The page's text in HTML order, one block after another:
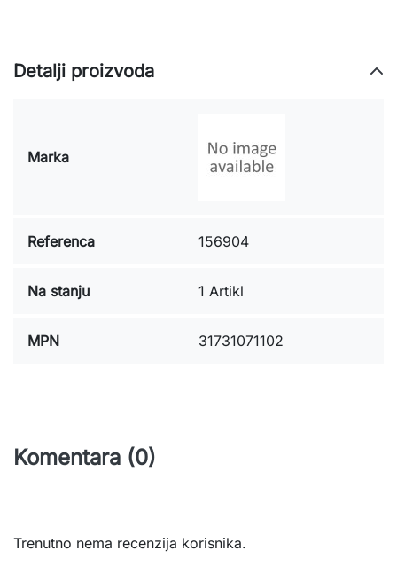
Detalji proizvoda
Marka
Referenca 156904
Na stanju 1 Artikl
MPN 31731071102
Komentara (0)
Trenutno nema recenzija korisnika.